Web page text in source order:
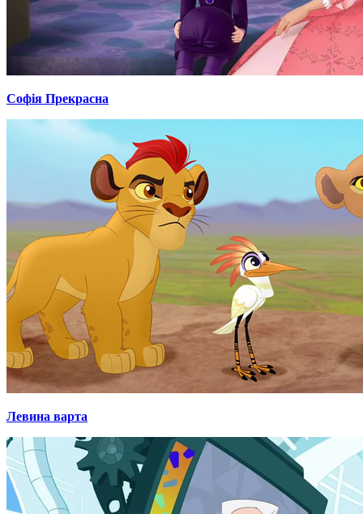
Софія Прекрасна
Левина варта